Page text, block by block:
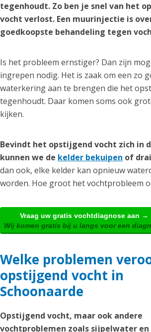
tegenhoudt. Zo ben je snel van het
vocht verlost. Een muurinjectie is
goedkoopste behandeling tegen
Is het probleem ernstiger? Dan zijn
ingrepen nodig. Het is zaak om een zo
waterkering aan te brengen die het
tegenhoudt. Daar komen soms ook
kijken.
Bevindt het opstijgend vocht zich in
kunnen we de kelder bekuipen of
dan ook, elke kelder kan opnieuw
worden. Hoe groot het vochtprobleem
Vraag uw gratis vochtdiagnose aan →
Wij komen gratis bij u langs voor een
Welke problemen
opstijgend vocht in
Schoonaarde
Opstijgend vocht, maar ook andere
vochtproblemen zoals sijpelwater en